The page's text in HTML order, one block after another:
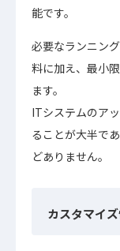
能です。
必要なランニン
料に加え、最小
ます。
ITシステムのア
ることが大半で
どありません。
カスタマイ